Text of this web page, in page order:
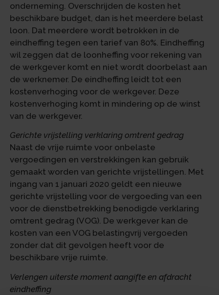
onderneming. Overschrijden de kosten het
beschikbare budget, dan is het meerdere belast
loon. Dat meerdere wordt betrokken in de
eindheffing tegen een tarief van 80%. Eindheffing
wil zeggen dat de loonheffing voor rekening van
de werkgever komt en niet wordt doorbelast aan
de werknemer. De eindheffing leidt tot een
kostenverhoging voor de werkgever. Deze
kostenverhoging komt in mindering op de winst
van de werkgever.
Gerichte vrijstelling verklaring omtrent gedrag
Naast de vrije ruimte voor onbelaste
vergoedingen en verstrekkingen kan gebruik
gemaakt worden van gerichte vrijstellingen. Met
ingang van 1 januari 2020 geldt een nieuwe
gerichte vrijstelling voor de vergoeding van een
voor de dienstbetrekking benodigde verklaring
omtrent gedrag (VOG). De werkgever kan de
kosten van een VOG belastingvrij vergoeden
zonder dat dit gevolgen heeft voor de
beschikbare vrije ruimte.
Verlengen uiterste moment aangifte en afdracht
eindheffing